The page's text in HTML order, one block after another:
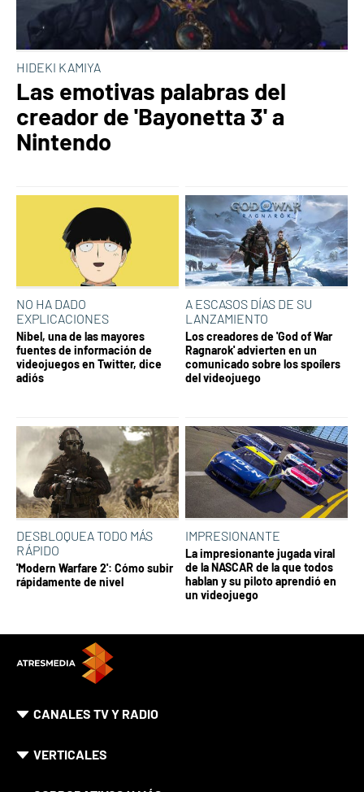
HIDEKI KAMIYA
Las emotivas palabras del
creador de 'Bayonetta 3' a
Nintendo
NO HA DADO
EXPLICACIONES
Nibel, una de las mayores
fuentes de información de
videojuegos en Twitter, dice
adiós
A ESCASOS DÍAS DE SU
LANZAMIENTO
Los creadores de 'God of War
Ragnarok' advierten en un
comunicado sobre los spoílers
del videojuego
DESBLOQUEA TODO MÁS
RÁPIDO
'Modern Warfare 2': Cómo subir
rápidamente de nivel
IMPRESIONANTE
La impresionante jugada viral
de la NASCAR de la que todos
hablan y su piloto aprendió en
un videojuego
CANALES TV Y RADIO
VERTICALES